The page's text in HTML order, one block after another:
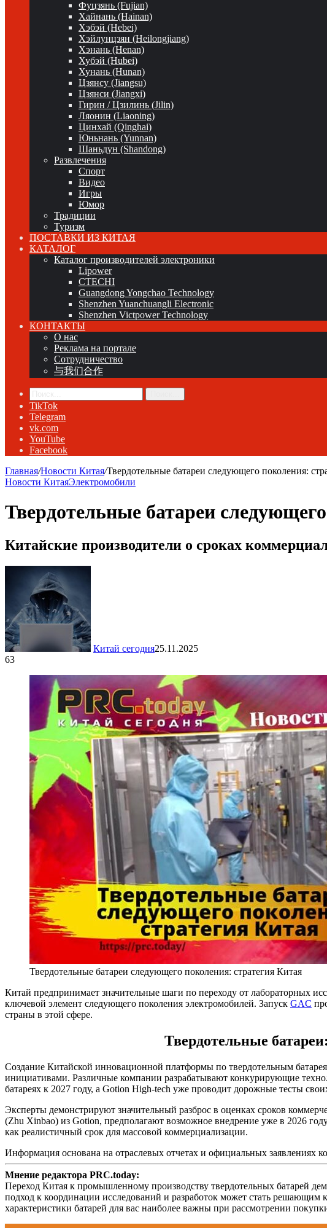
Фуцзянь (Fujian)
Хайнань (Hainan)
Хэбэй (Hebei)
Хэйлунцзян (Heilongjiang)
Хэнань (Henan)
Хубэй (Hubei)
Хунань (Hunan)
Цзянсу (Jiangsu)
Цзянси (Jiangxi)
Гирин / Цзилинь (Jilin)
Ляонин (Liaoning)
Цинхай (Qinghai)
Юньнань (Yunnan)
Шаньдун (Shandong)
Развлечения
Спорт
Видео
Игры
Юмор
Традиции
Туризм
ПОСТАВКИ ИЗ КИТАЯ
КАТАЛОГ
Каталог производителей электроники
Lipower
CTECHI
Guangdong Yongchao Technology
Shenzhen Yuanchuangli Electronic
Shenzhen Victpower Technology
КОНТАКТЫ
О нас
Реклама на портале
Сотрудничество
与我们合作
TikTok
Telegram
vk.com
YouTube
Facebook
Главная/Новости Китая/Твердотельные батареи следующего поколения:
Новости КитаяЭлектромобили
Твердотельные батареи
Китайские производители о сроках
Китай сегодня25.11.2025
63
Твердотельные батареи следующего поколения: стратегия Китая
Китай предпринимает значительные шаги по переходу от лабораторных
ключевой элемент следующего поколения электромобилей. Запуск GAC
страны в этой сфере.
Твердотельные
Создание Китайской инновационной платформы по твердотельным
инициативами. Различные компании разрабатывают конкурирующие
батареях к 2027 году, а Gotion High-tech уже проводит дорожные тесты
Эксперты демонстрируют значительный разброс в оценках сроков
(Zhu Xinbao) из Gotion, предполагают возможное внедрение уже в 2026
как реалистичный срок для массовой коммерциализации.
Информация основана на отраслевых отчетах и официальных заявлениях
Мнение редактора PRC.today:
Переход Китая к промышленному производству твердотельных батарей
подход к координации исследований и разработок может стать
характеристики батарей для вас наиболее важны при рассмотрении